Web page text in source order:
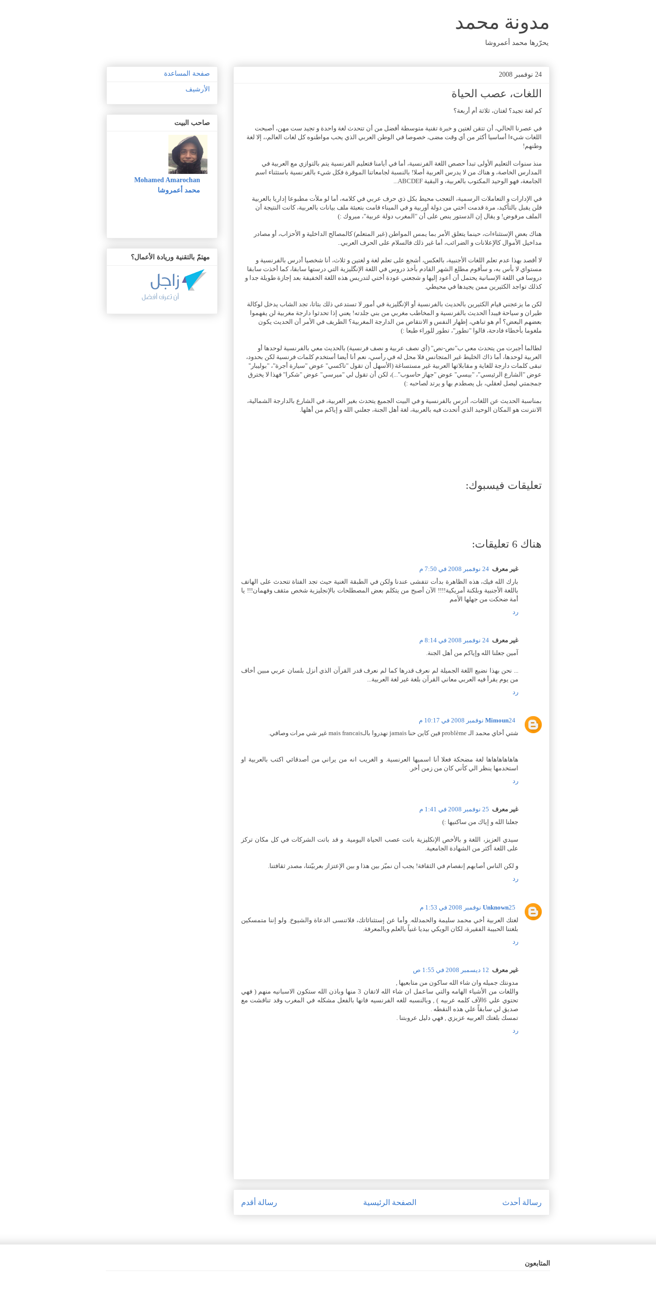
مدونة محمد
يحرّرها محمد أعمروشا
24 نوفمبر 2008
اللغات، عصب الحياة
كم لغة تجيد؟ لغتان، ثلاثة أم أربعة؟
في عصرنا الحالي، أن تتقن لغتين و خبرة تقنية متوسطة أفضل من أن تتحدث لغة واحدة و تجيد ست مهن، أصبحت
اللغات شيءا أساسيا أكثر من أي وقت مضى، خصوصا في الوطن العربي الذي يحب مواطنوه كل لغات العالم،، إلا لغة
وطنهم!
منذ سنوات التعليم الأولى تبدأ حصص اللغة الفرنسية، أما في أيامنا فتعليم الفرنسية يتم بالتوازي مع العربية في
المدارس الخاصة، و هناك من لا يدرس العربية أصلا! بالنسبة لجامعاتنا الموقرة فكل شيء بالفرنسية باستثناء اسم
الجامعة، فهو الوحيد المكتوب بالعربية، و البقية ABCDEF...
في الإدارات و التعاملات الرسمية، التعجب محيط بكل ذي حرف عربي في كلامه، أما لو ملأت مطبوعا إداريا بالعربية
فلن يقبل بالتأكيد، مرة قدمت أختي من دولة أوربية و في الميناء قامت بتعبئة ملف بيانات بالعربية، كانت النتيجة أن
الملف مرفوض! و يقال إن الدستور ينص على أن "المغرب دولة عربية"، مبروك :)
هناك بعض الإستثناءات، حينما يتعلق الأمر بما يمس المواطن (غير المتعلم) كالمصالح الداخلية و الأحزاب، أو مصادر
مداخيل الأموال كالإعلانات و الضرائب، أما غير ذلك فالسلام على الحرف العربي..
لا أقصد بهذا عدم تعلم اللغات الأجنبية، بالعكس، أشجع على تعلم لغة و لغتين و ثلاث، أنا شخصيا أدرس بالفرنسية و
مستواي لا بأس به، و سأقوم مطلع الشهر القادم بأخذ دروس في اللغة الإنگليزية التي درستها سابقا، كما أخذت سابقا
دروسا في اللغة الإسبانية يحتمل أن أعود إليها و شجعني عودة أختي لتدريس هذه اللغة الخفيفة بعد إجازة طويلة جدا و
كذلك تواجد الكثيرين ممن يجيدها في محيطي.
لكن ما يزعجني قيام الكثيرين بالحديث بالفرنسية أو الإنگليزية في أمور لا تستدعي ذلك بتاتا، تجد الشاب يدخل لوكالة
طيران و سياحة فيبدأ الحديث بالفرنسية و المخاطب مغربي من بني جلدته! يعني إذا تحدثوا دارجة مغربية لن يفهموا
بعضهم البعض؟ أم هو تباهي، إظهار النفس و الانتقاص من الدارجة المغربية؟ الطريف في الأمر أن الحديث يكون
ملغوما بأخطاء فادحة، قالوا "تطور"، تطور للوراء طبعا :)
لطالما أجبرت من يتحدث معي ب"نص-نص" (أي نصف عربية و نصف فرنسية) بالحديث معي بالفرنسية لوحدها أو
العربية لوحدها، أما ذاك الخليط غير المتجانس فلا محل له في رأسي، نعم أنا أيضا أستخدم كلمات فرنسية لكن بحدود،
تبقى كلمات دارجة للغاية و مقابلاتها العربية غير مستساغة (الأسهل أن تقول "تاكسي" عوض "سيارة أجرة"، "بوليبار"
عوض "الشارع الرئيسي"، "بيسي" عوض "جهاز حاسوب"...)، لكن أن تقول لي "ميرسي" عوض "شكرا" فهذا لا يخترق
جمجمتي ليصل لعقلي، بل يصطدم بها و يرتد لصاحبه :)
بمناسبة الحديث عن اللغات، أدرس بالفرنسية و في البيت الجميع يتحدث بغير العربية، في الشارع بالدارجة الشمالية،
الانترنت هو المكان الوحيد الذي أتحدث فيه بالعربية، لغة أهل الجنة، جعلني الله و إياكم من أهلها.
تعليقات فيسبوك:
هناك 6 تعليقات:
غير معرف 24 نوفمبر 2008 في 7:50 م
بارك الله فيك، هذه الظاهرة بدأت تتفشى عندنا ولكن في الطبقة الغنية حيث تجد الفتاة تتحدث على الهاتف
باللغة الأجنبية وبلكنة أمريكية!!!! الآن أصبح من يتكلم بعض المصطلحات بالإنجليزية شخص مثقف وفهمان!!! يا
أمة ضحكت من جهلها الأمم
رد
غير معرف 24 نوفمبر 2008 في 8:14 م
آمين جعلنا الله وإياكم من أهل الجنة.
... نحن بهذا نضيع اللغة الجميلة لم نعرف قدرها كما لم نعرف قدر القرآن الذي أنزل بلسان عربي مبين أخاف
من يوم يقرأ فيه العربي معاني القرآن بلغة غير لغة العربية...
رد
Mimoun24 نوفمبر 2008 في 10:17 م
شتي أخاي محمد الـ problème فين كاين حنا jamais نهدروا بالـmais francais غير شي مرات وصافي.
هاهاهاهاهاها لغة مضحكة فعلا أنا اسميها العرنسية. و الغريب انه من يراني من أصدقائي اكتب بالعربية او
استخدمها ينظر الي كأني كان من زمن أخر.
رد
غير معرف 25 نوفمبر 2008 في 1:41 م
جعلنا الله و إياك من ساكنيها :)
سيدي العزيز، اللغة و بالأخص الإنكليزية باتت عصب الحياة اليومية. و قد باتت الشركات في كل مكان تركز
على اللغة أكثر من الشهادة الجامعية.
و لكن الناس أصابهم إنفصام في الثقافة! يجب أن نميّز بين هذا و بين الإعتزاز بعربيّتنا، مصدر ثقافتنا.
رد
Unknown25 نوفمبر 2008 في 1:53 م
لغتك العربية أخي محمد سليمة والحمدلله. وأما عن إستثنائاتك، فلاتنسى الدعاة والشيوخ. ولو إننا متمسكين
بلغتنا الحبيبة الفقيرة، لكان الويكي بيديا غنياً بالعلم وبالمعرفة.
رد
غير معرف 12 ديسمبر 2008 في 1:55 ص
مدونتك جميله وان شاء الله ساكون من متابعيها ,
واللغات من الأشياء الهامه والتي ساعمل ان شاء الله لاتقان 3 منها وباذن الله ستكون الاسبانيه منهم ( فهي
تحتوي علي 6الآف كلمه عربيه ) , وبالنسبه للغه الفرنسيه فانها بالفعل مشكله في المغرب وقد تناقشت مع
صديق لي سابقاً علي هذه النقطه .
تمسك بلغتك العربيه عزيزي , فهي دليل عروبتنا .
رد
رسالة أحدث رسالة أقدم الصفحة الرئيسية
صفحة المساعدة
الأرشيف
صاحب البيت
Mohamed Amarochan
محمد أعمروشا
مهتمّ بالتقنية وريادة الأعمال؟
المتابعون